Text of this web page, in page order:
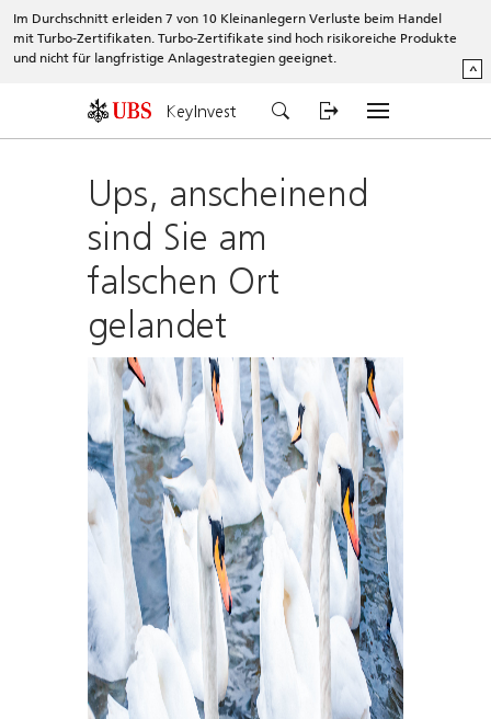
Im Durchschnitt erleiden 7 von 10 Kleinanlegern Verluste beim Handel
mit Turbo-Zertifikaten. Turbo-Zertifikate sind hoch risikoreiche Produkte
und nicht für langfristige Anlagestrategien geeignet.
^
KeyInvest
Ups, anscheinend
sind Sie am
falschen Ort
gelandet